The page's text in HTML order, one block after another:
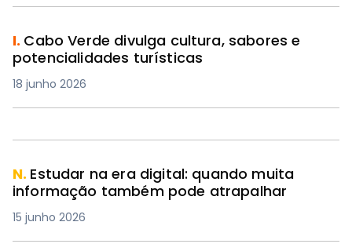
I. Cabo Verde divulga cultura, sabores e
potencialidades turísticas
18 junho 2026
N. Estudar na era digital: quando muita
informação também pode atrapalhar
15 junho 2026